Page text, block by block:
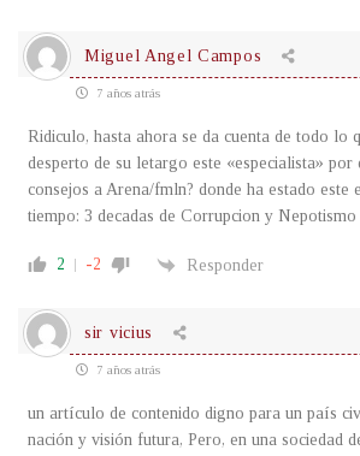
Miguel Angel Campos
7 años atrás
Ridiculo, hasta ahora se da cuenta de todo lo
desperto de su letargo este «especialista» por
consejos a Arena/fmln? donde ha estado este
tiempo: 3 decadas de Corrupcion y Nepotismo
2 -2 Responder
sir vicius
7 años atrás
un artículo de contenido digno para un país
nación y visión futura, Pero, en una sociedad